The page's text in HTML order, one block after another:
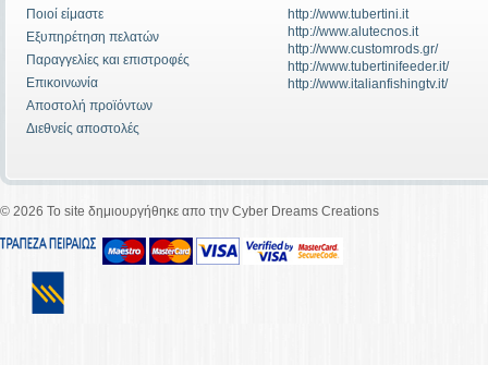
Ποιοί είμαστε
Εξυπηρέτηση πελατών
Παραγγελίες και επιστροφές
Επικοινωνία
Αποστολή προϊόντων
Διεθνείς αποστολές
http://www.tubertini.it
http://www.alutecnos.it
http://www.customrods.gr/
http://www.tubertinifeeder.it/
http://www.italianfishingtv.it/
© 2026 To site δημιουργήθηκε απο την Cyber Dreams Creations